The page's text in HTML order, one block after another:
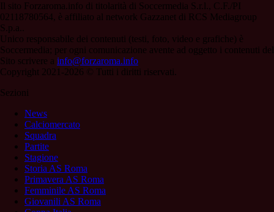
Il sito Forzaroma.info di titolarità di Soccermedia S.r.l., C.F./PI
02118780564, è affiliato al network Gazzanet di RCS Mediagroup
S.p.a..
Unico responsabile dei contenuti (testi, foto, video e grafiche) è
Soccermedia; per ogni comunicazione avente ad oggetto i contenuti del
Sito scrivere a info@forzaroma.info
Copyright 2021-2026 © Tutti i diritti riservati.
Sezioni
News
Calciomercato
Squadra
Partite
Stagione
Storia AS Roma
Primavera AS Roma
Femminile AS Roma
Giovanili AS Roma